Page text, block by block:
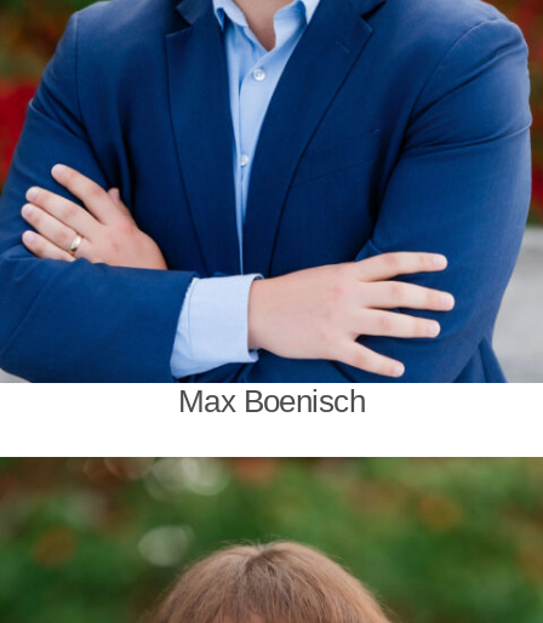
Max Boenisch